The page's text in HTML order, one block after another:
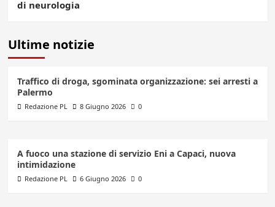
di neurologia
Ultime notizie
Traffico di droga, sgominata organizzazione: sei arresti a
Palermo
Redazione PL 8 Giugno 2026 0
A fuoco una stazione di servizio Eni a Capaci, nuova
intimidazione
Redazione PL 6 Giugno 2026 0